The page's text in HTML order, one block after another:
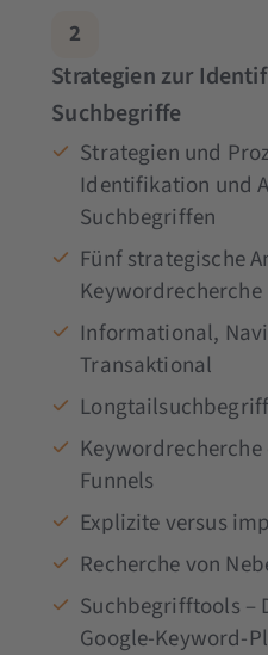
2
Strategien zur
Suchbegriffe
Strategien und
Identifikation und
Suchbegriffen
Fünf strategische
Keywordrecherche
Informational,
Transaktional
Funnels
Explizite versus
Recherche von
Suchbegrifftools –
Google-Keyword-